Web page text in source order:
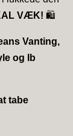
VÆK! 🛍️
Vanting,
og Ib
tabe